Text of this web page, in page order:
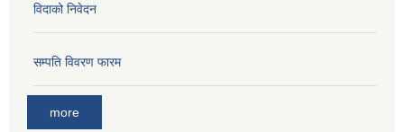
विदाको निवेदन
सम्पति विवरण फारम
more